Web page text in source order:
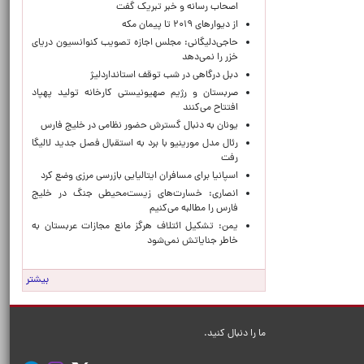
اصحاب رسانه و خبر تبریک گفت
از دیوارهای ۲۰۱۹ تا پیمان مکه
حاجی‌دلیگانی: مجلس اجازه تصویب کنوانسیون دریای
خزر را نمی‌دهد
دبل درگاهی در شب توقف استانداردلیژ
صربستان و رژیم صهیونیستی کارخانه تولید پهپاد
افتتاح می‌کنند
یونان به دنبال گسترش حضور نظامی در خلیج فارس
رئال مدل مورینیو با برد به استقبال فصل جدید لالیگا
رفت
اسپانیا برای مسافران ایتالیایی بازرسی مرزی وضع کرد
انصاری: خسارت‌های زیست‌محیطی جنگ در خلیج
فارس را مطالبه‌ می‌کنیم
یمن: تشکیل ائتلاف هرگز مانع مجازات عربستان به
خاطر جنایاتش نمی‌شود
بیشتر
ما را دنبال کنید.